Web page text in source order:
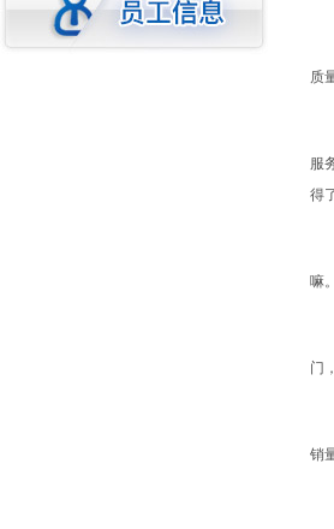
“
质
“
服
得
嘛
门
销